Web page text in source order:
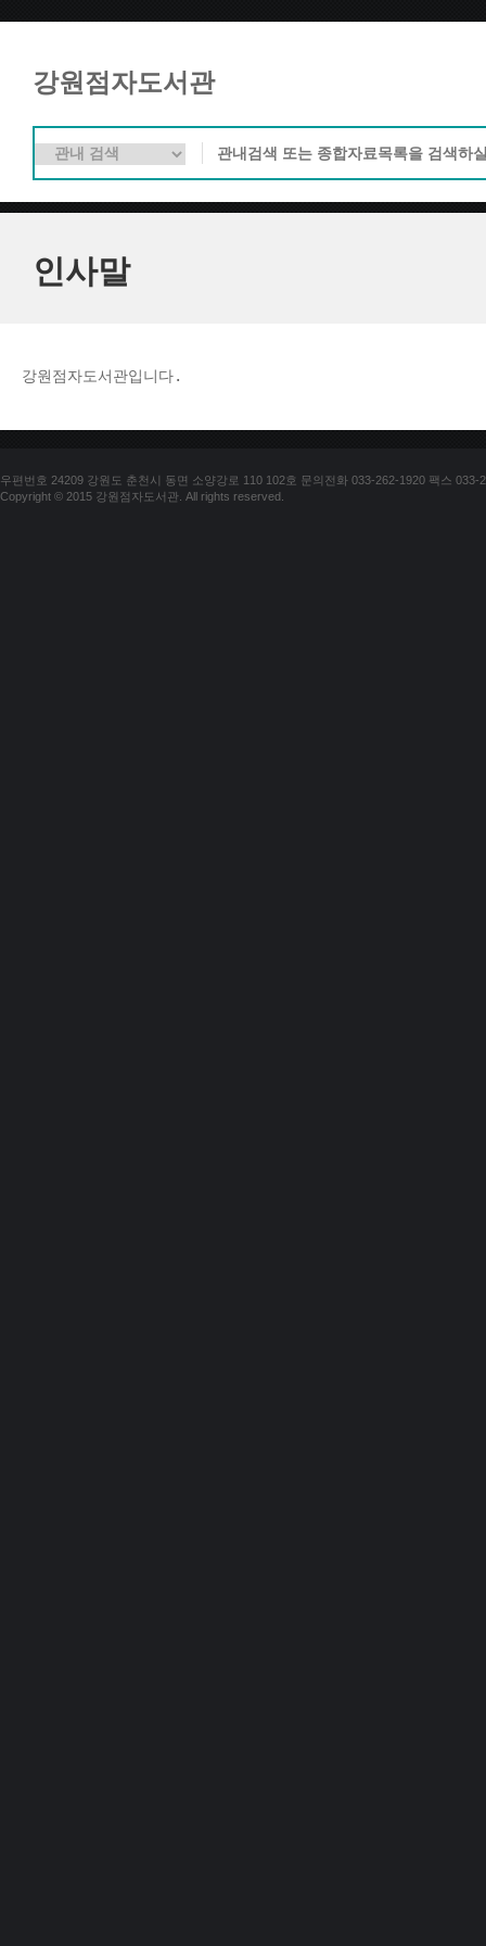
강원점자도서관
인사말
강원점자도서관입니다.
우편번호 24209 강원도 춘천시 동면 소양강로 110 102호 문의전화 033-262-1920 팩스 033-
Copyright © 2015 강원점자도서관. All rights reserved.